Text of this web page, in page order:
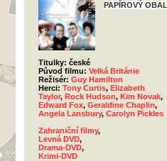
PAPÍROVÝ OBAL
Titulky: české
Původ filmu: Velká Británie
Režisér: Guy Hamilton
Herci: Tony Curtis, Elizabeth
Taylor, Rock Hudson, Kim Novak,
Edward Fox, Geraldine Chaplin,
Angela Lansbury, Carolyn Pickles
Zahraniční filmy,
Levná DVD,
Drama-DVD,
Krimi-DVD